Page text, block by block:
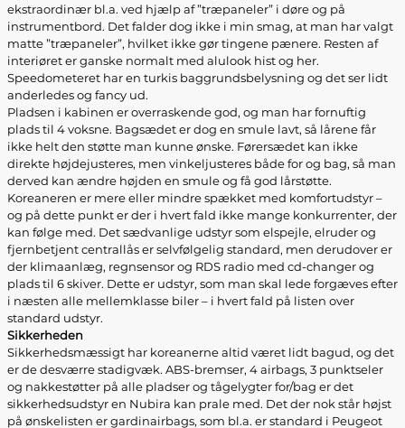
ekstraordinær bl.a. ved hjælp af ”træpaneler” i døre og på
instrumentbord. Det falder dog ikke i min smag, at man har valgt
matte ”træpaneler”, hvilket ikke gør tingene pænere. Resten af
interiøret er ganske normalt med alulook hist og her.
Speedometeret har en turkis baggrundsbelysning og det ser lidt
anderledes og fancy ud.
Pladsen i kabinen er overraskende god, og man har fornuftig
plads til 4 voksne. Bagsædet er dog en smule lavt, så lårene får
ikke helt den støtte man kunne ønske. Førersædet kan ikke
direkte højdejusteres, men vinkeljusteres både for og bag, så man
derved kan ændre højden en smule og få god lårstøtte.
Koreaneren er mere eller mindre spækket med komfortudstyr –
og på dette punkt er der i hvert fald ikke mange konkurrenter, der
kan følge med. Det sædvanlige udstyr som elspejle, elruder og
fjernbetjent centrallås er selvfølgelig standard, men derudover er
der klimaanlæg, regnsensor og RDS radio med cd-changer og
plads til 6 skiver. Dette er udstyr, som man skal lede forgæves efter
i næsten alle mellemklasse biler – i hvert fald på listen over
standard udstyr.
Sikkerheden
Sikkerhedsmæssigt har koreanerne altid været lidt bagud, og det
er de desværre stadigvæk. ABS-bremser, 4 airbags, 3 punktseler
og nakkestøtter på alle pladser og tågelygter for/bag er det
sikkerhedsudstyr en Nubira kan prale med. Det der nok står højst
på ønskelisten er gardinairbags, som bl.a. er standard i Peugeot